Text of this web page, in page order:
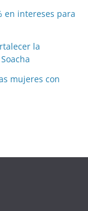
en intereses para
la
mujeres con